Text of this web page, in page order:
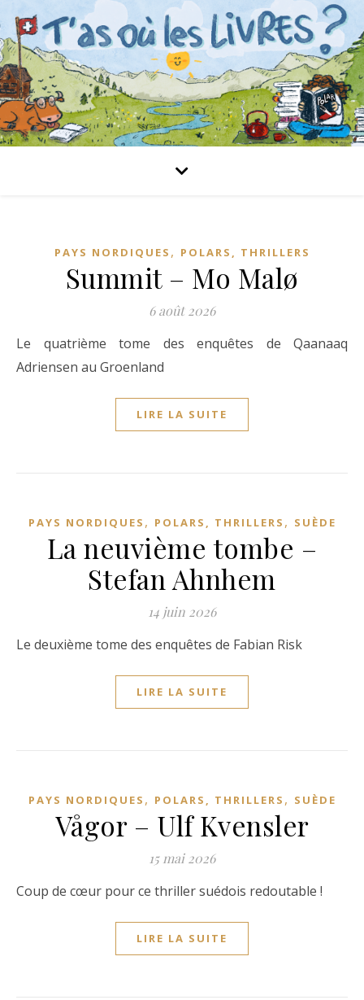
PAYS NORDIQUES , POLARS, THRILLERS
Summit – Mo Malø
6 août 2026
Le quatrième tome des enquêtes de Qaanaaq
Adriensen au Groenland
LIRE LA SUITE
PAYS NORDIQUES , POLARS, THRILLERS , SUÈDE
La neuvième tombe –
Stefan Ahnhem
14 juin 2026
Le deuxième tome des enquêtes de Fabian Risk
LIRE LA SUITE
PAYS NORDIQUES , POLARS, THRILLERS , SUÈDE
Vågor – Ulf Kvensler
15 mai 2026
Coup de cœur pour ce thriller suédois redoutable !
LIRE LA SUITE